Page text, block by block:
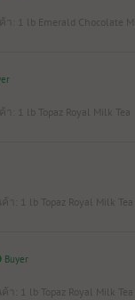
า: 1 lb Emerald Chocolate
า: 1 lb Topaz Royal Milk Tea
ค้า: 1 lb Topaz Royal Milk Tea
Buyer
ค้า: 1 lb Topaz Royal Milk Tea